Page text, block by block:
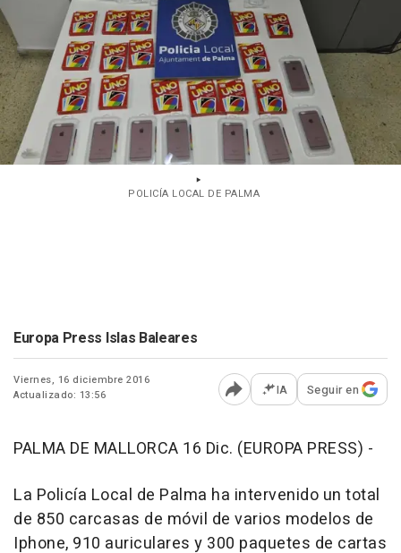
POLICÍA LOCAL DE PALMA
Europa Press Islas Baleares
Viernes, 16 diciembre 2016
Actualizado: 13:56
Abrir opciones para
IA Seguir en
PALMA DE MALLORCA 16 Dic. (EUROPA PRESS) -
La Policía Local de Palma ha intervenido un total
de 850 carcasas de móvil de varios modelos de
Iphone, 910 auriculares y 300 paquetes de cartas